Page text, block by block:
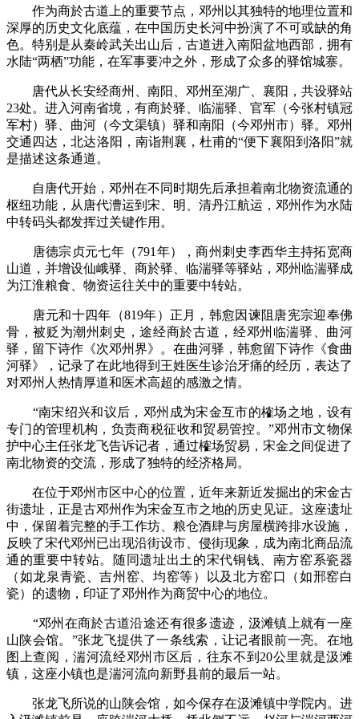
作为商於古道上的重要节点，邓州以其独特的地理位置和
深厚的历史文化底蕴，在中国历史长河中扮演了不可或缺的角
色。特别是从秦岭武关出山后，古道进入南阳盆地西部，拥有
水陆“两栖”功能，在军事要冲之外，形成了众多的驿馆城寨。
唐代从长安经商州、南阳、邓州至湖广、襄阳，共设驿站
23处。进入河南省境，有商於驿、临湍驿、官军（今张村镇冠
军村）驿、曲河（今文渠镇）驿和南阳（今邓州市）驿。邓州
交通四达，北达洛阳，南诣荆襄，杜甫的“便下襄阳到洛阳”就
是描述这条通道。
自唐代开始，邓州在不同时期先后承担着南北物资流通的
枢纽功能，从唐代漕运到宋、明、清丹江航运，邓州作为水陆
中转码头都发挥过关键作用。
唐德宗贞元七年（791年），商州刺史李西华主持拓宽商
山道，并增设仙峨驿、商於驿、临湍驿等驿站，邓州临湍驿成
为江淮粮食、物资运往关中的重要中转站。
唐元和十四年（819年）正月，韩愈因谏阻唐宪宗迎奉佛
骨，被贬为潮州刺史，途经商於古道，经邓州临湍驿、曲河
驿，留下诗作《次邓州界》。在曲河驿，韩愈留下诗作《食曲
河驿》，记录了在此地得到王姓医生诊治牙痛的经历，表达了
对邓州人热情厚道和医术高超的感激之情。
“南宋绍兴和议后，邓州成为宋金互市的榷场之地，设有
专门的管理机构，负责商税征收和贸易管控。”邓州市文物保
护中心主任张龙飞告诉记者，通过榷场贸易，宋金之间促进了
南北物资的交流，形成了独特的经济格局。
在位于邓州市区中心的位置，近年来新近发掘出的宋金古
街遗址，正是古邓州作为宋金互市之地的历史见证。这座遗址
中，保留着完整的手工作坊、粮仓酒肆与房屋横跨排水设施，
反映了宋代邓州已出现沿街设市、侵街现象，成为南北商品流
通的重要中转站。随同遗址出土的宋代铜钱、南方窑系瓷器
（如龙泉青瓷、吉州窑、均窑等）以及北方窑口（如邢窑白
瓷）的遗物，印证了邓州作为商贸中心的地位。
“邓州在商於古道沿途还有很多遗迹，汲滩镇上就有一座
山陕会馆。”张龙飞提供了一条线索，让记者眼前一亮。在地
图上查阅，湍河流经邓州市区后，往东不到20公里就是汲滩
镇，这座小镇也是湍河流向新野县前的最后一站。
张龙飞所说的山陕会馆，如今保存在汲滩镇中学院内。进